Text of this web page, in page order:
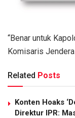
“Benar untuk
Komisaris
Related Posts
Konten Hoaks
Direktur IPR: